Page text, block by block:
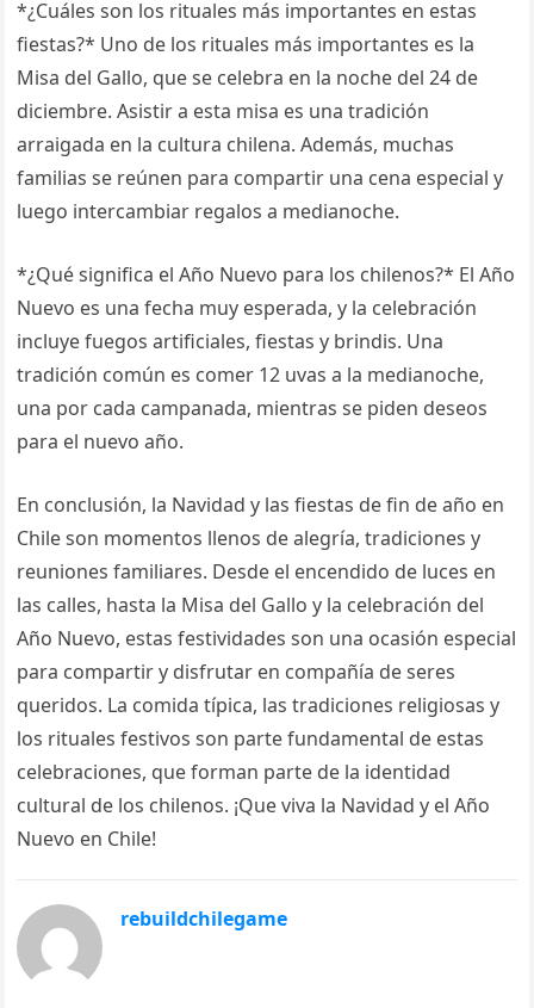
*¿Cuáles son los rituales más importantes en estas
fiestas?* Uno de los rituales más importantes es la
Misa del Gallo, que se celebra en la noche del 24 de
diciembre. Asistir a esta misa es una tradición
arraigada en la cultura chilena. Además, muchas
familias se reúnen para compartir una cena especial y
luego intercambiar regalos a medianoche.
*¿Qué significa el Año Nuevo para los chilenos?* El Año
Nuevo es una fecha muy esperada, y la celebración
incluye fuegos artificiales, fiestas y brindis. Una
tradición común es comer 12 uvas a la medianoche,
una por cada campanada, mientras se piden deseos
para el nuevo año.
En conclusión, la Navidad y las fiestas de fin de año en
Chile son momentos llenos de alegría, tradiciones y
reuniones familiares. Desde el encendido de luces en
las calles, hasta la Misa del Gallo y la celebración del
Año Nuevo, estas festividades son una ocasión especial
para compartir y disfrutar en compañía de seres
queridos. La comida típica, las tradiciones religiosas y
los rituales festivos son parte fundamental de estas
celebraciones, que forman parte de la identidad
cultural de los chilenos. ¡Que viva la Navidad y el Año
Nuevo en Chile!
rebuildchilegame